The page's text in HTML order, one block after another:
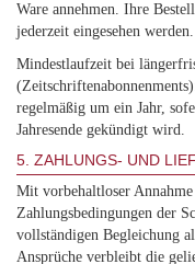
Ware annehmen. Ihre
jederzeit eingesehen
Mindestlaufzeit bei
regelmäßig um ein Jahr,
Jahresende gekündigt wird.
5. ZAHLUNGS- UND
Mit vorbehaltloser
Zahlungsbedingungen der
vollständigen Begleichung
Ansprüche verbleibt die